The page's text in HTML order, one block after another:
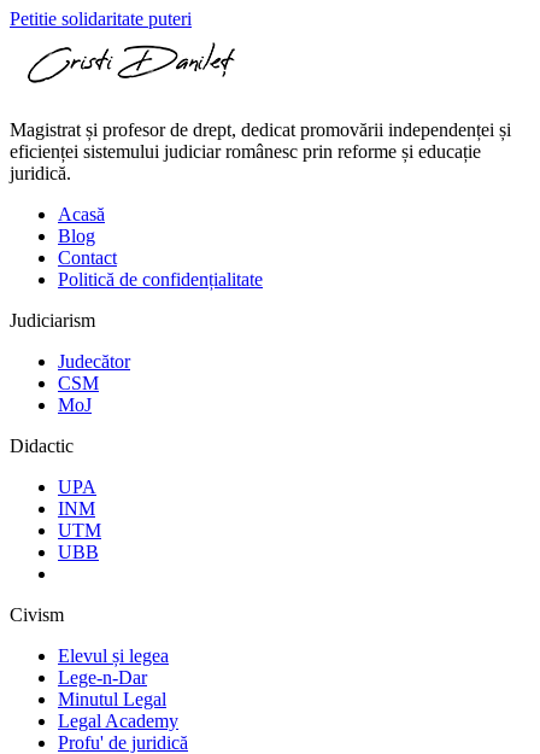
Petitie solidaritate puteri
Magistrat și profesor de drept, dedicat promovării independenței și
eficienței sistemului judiciar românesc prin reforme și educație
juridică.
Acasă
Blog
Contact
Politică de confidențialitate
Judiciarism
Judecător
CSM
MoJ
Didactic
UPA
INM
UTM
UBB
Civism
Elevul și legea
Lege-n-Dar
Minutul Legal
Legal Academy
Profu' de juridică